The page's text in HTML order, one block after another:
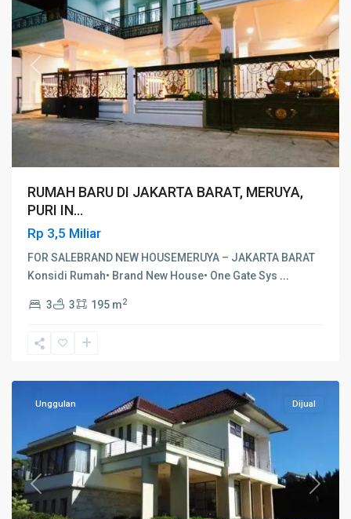
Previous Next
RUMAH BARU DI JAKARTA BARAT, MERUYA,
PURI IN...
Rp 3,5 Miliar
FOR SALEBRAND NEW HOUSEMERUYA – JAKARTA BARAT
Konsidi Rumah• Brand New House• One Gate Sys ...
3 3 195 m2
Cipanas
Previous Next
Unggulan Dijual